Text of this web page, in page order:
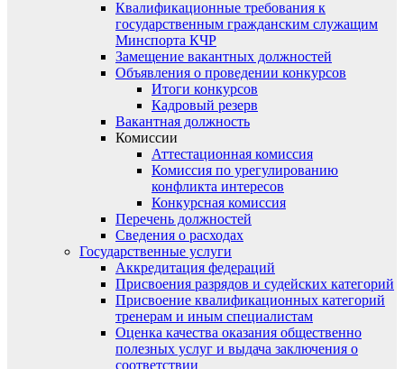
Квалификационные требования к
государственным гражданским служащим
Минспорта КЧР
Замещение вакантных должностей
Объявления о проведении конкурсов
Итоги конкурсов
Кадровый резерв
Вакантная должность
Комиссии
Аттестационная комиссия
Комиссия по урегулированию
конфликта интересов
Конкурсная комиссия
Перечень должностей
Сведения о расходах
Государственные услуги
Аккредитация федераций
Присвоения разрядов и судейских категорий
Присвоение квалификационных категорий
тренерам и иным специалистам
Оценка качества оказания общественно
полезных услуг и выдача заключения о
соответствии